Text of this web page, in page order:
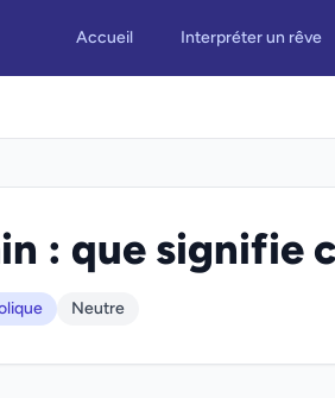
Accueil Interpréter un rêve
: que signifie
Neutre